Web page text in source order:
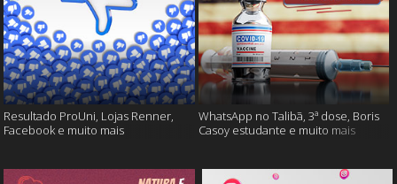
Resultado ProUni, Lojas Renner,
Facebook e muito mais
WhatsApp no Talibã, 3ª dose, Boris
Casoy estudante e muito mais